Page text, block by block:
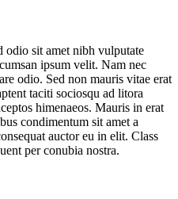
odio sit amet nibh vulputate
ipsum velit. Nam nec
odio. Sed non mauris vitae erat
taciti sociosqu ad litora
himenaeos. Mauris in erat
condimentum sit amet a
auctor eu in elit. Class
per conubia nostra.